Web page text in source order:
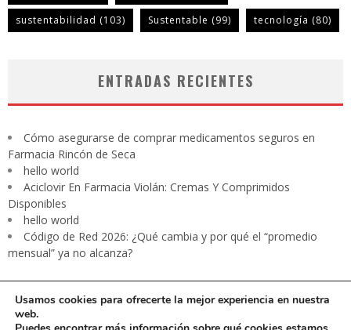
sustentabilidad (103) Sustentable (99) tecnología (80)
ENTRADAS RECIENTES
Cómo asegurarse de comprar medicamentos seguros en
Farmacia Rincón de Seca
hello world
Aciclovir En Farmacia Violán: Cremas Y Comprimidos
Disponibles
hello world
Código de Red 2026: ¿Qué cambia y por qué el “promedio
mensual” ya no alcanza?
Usamos cookies para ofrecerte la mejor experiencia en nuestra
web.